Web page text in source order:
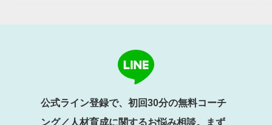
公式ライン登録で、初回30分の無料コーチ
ング／人材育成に関するお悩み相談。まず